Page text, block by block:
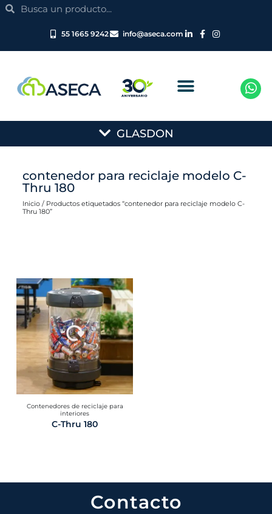
SearchSearch
55 1665 9242 info@aseca.com
Main
Menu
GLASDON
contenedor para reciclaje modelo C-
Thru 180
Inicio / Productos etiquetados “contenedor para reciclaje modelo C-
Thru 180”
Contenedores de reciclaje para
interiores
C-Thru 180
Contacto